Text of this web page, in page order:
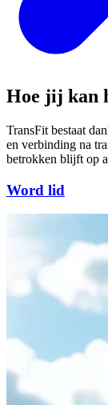
Hoe jij kan
TransFit bestaat
en verbinding na
betrokken blijft op
Word lid